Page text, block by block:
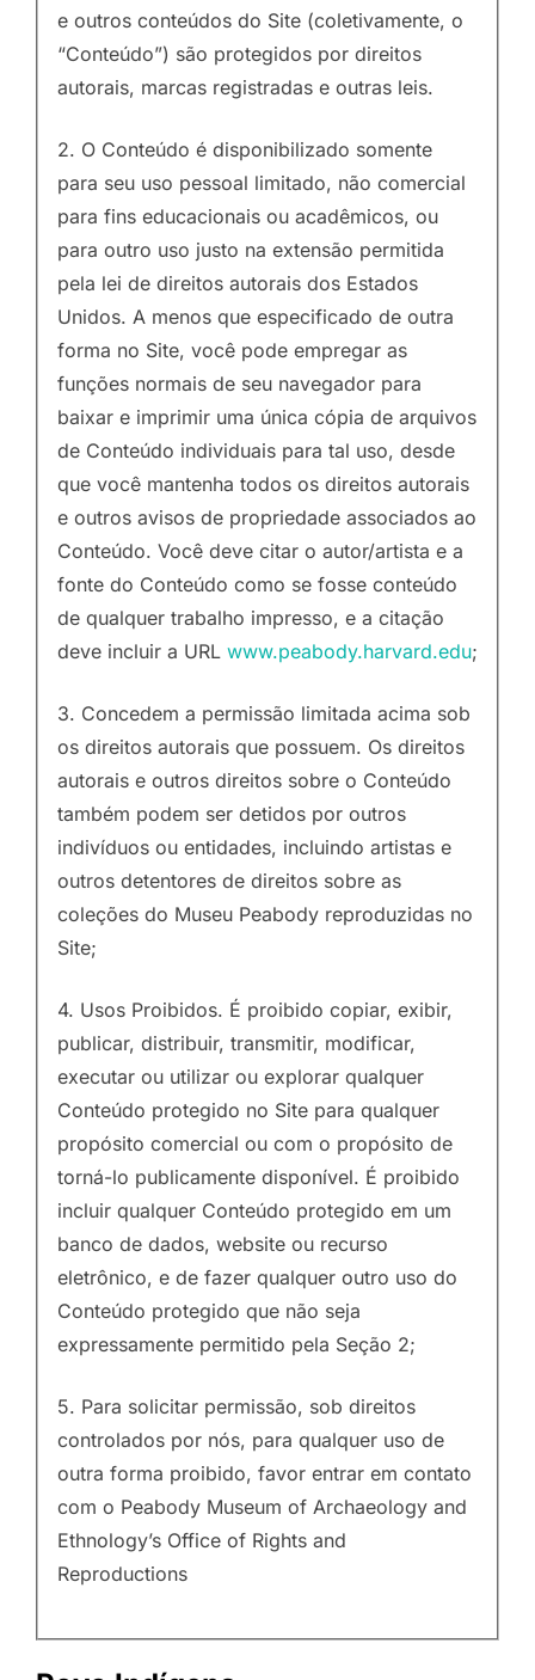
e outros conteúdos do Site (coletivamente, o
“Conteúdo”) são protegidos por direitos
autorais, marcas registradas e outras leis.
2. O Conteúdo é disponibilizado somente
para seu uso pessoal limitado, não comercial
para fins educacionais ou acadêmicos, ou
para outro uso justo na extensão permitida
pela lei de direitos autorais dos Estados
Unidos. A menos que especificado de outra
forma no Site, você pode empregar as
funções normais de seu navegador para
baixar e imprimir uma única cópia de arquivos
de Conteúdo individuais para tal uso, desde
que você mantenha todos os direitos autorais
e outros avisos de propriedade associados ao
Conteúdo. Você deve citar o autor/artista e a
fonte do Conteúdo como se fosse conteúdo
de qualquer trabalho impresso, e a citação
deve incluir a URL www.peabody.harvard.edu;
3. Concedem a permissão limitada acima sob
os direitos autorais que possuem. Os direitos
autorais e outros direitos sobre o Conteúdo
também podem ser detidos por outros
indivíduos ou entidades, incluindo artistas e
outros detentores de direitos sobre as
coleções do Museu Peabody reproduzidas no
Site;
4. Usos Proibidos. É proibido copiar, exibir,
publicar, distribuir, transmitir, modificar,
executar ou utilizar ou explorar qualquer
Conteúdo protegido no Site para qualquer
propósito comercial ou com o propósito de
torná-lo publicamente disponível. É proibido
incluir qualquer Conteúdo protegido em um
banco de dados, website ou recurso
eletrônico, e de fazer qualquer outro uso do
Conteúdo protegido que não seja
expressamente permitido pela Seção 2;
5. Para solicitar permissão, sob direitos
controlados por nós, para qualquer uso de
outra forma proibido, favor entrar em contato
com o Peabody Museum of Archaeology and
Ethnology’s Office of Rights and
Reproductions